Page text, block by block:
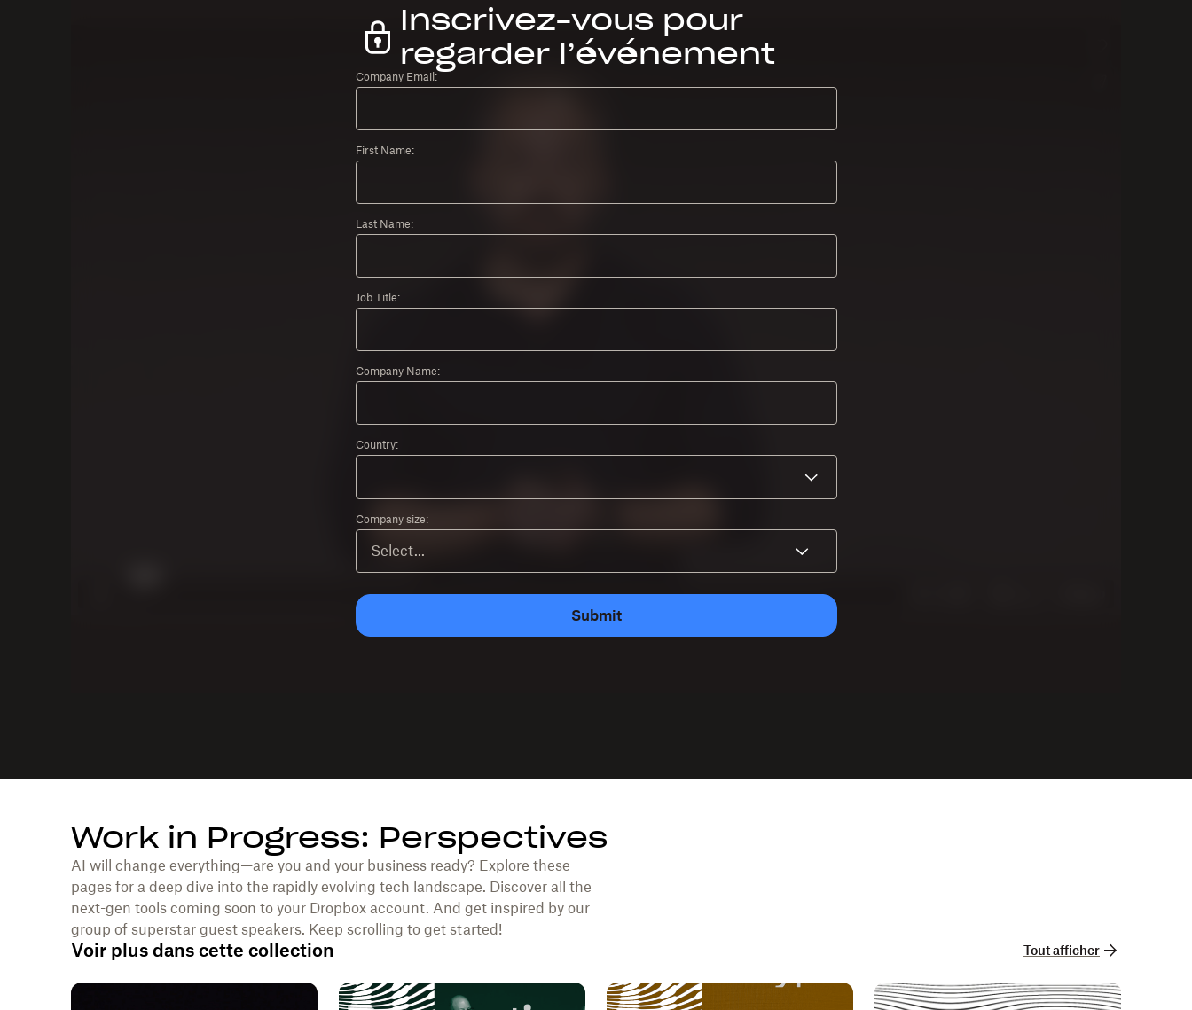
Inscrivez-vous pour
regarder l’événement
Company Email:
First Name:
Last Name:
Job Title:
Company Name:
Country:
Company size:
Submit
Work in Progress: Perspectives
AI will change everything—are you and your business ready? Explore these
pages for a deep dive into the rapidly evolving tech landscape. Discover all the
next-gen tools coming soon to your Dropbox account. And get inspired by our
group of superstar guest speakers. Keep scrolling to get started!
Voir plus dans cette collection Tout afficher